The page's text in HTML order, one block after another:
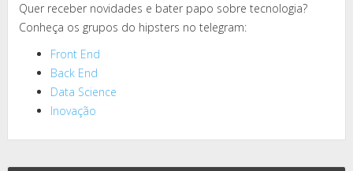
Quer receber novidades e bater papo sobre tecnologia?
Conheça os grupos do hipsters no telegram:
Front End
Back End
Data Science
Inovação